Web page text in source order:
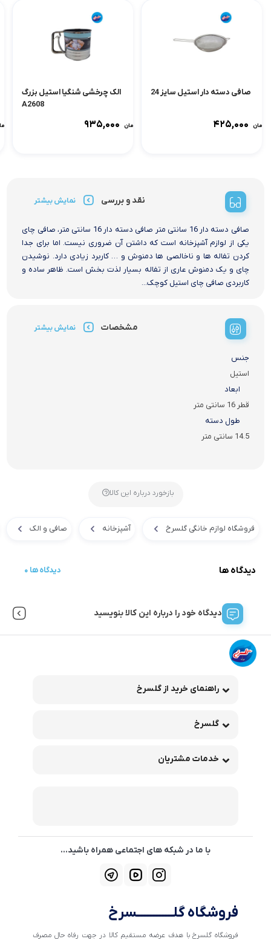
صافی دسته دار استیل سایز 24
۴۲۵,۰۰۰ تومان
الک چرخشی شنگیا استیل بزرگ
A2608
۹۳۵,۰۰۰ تومان
نقد و بررسی نمایش بیشتر
صافی دسته دار 16 سانتی متر صافی دسته دار 16 سانتی متر، صافی چای
یکی از لوازم آشپزخانه است که داشتن آن ضروری نیست. اما برای جدا
کردن تفاله ها و ناخالصی ها دمنوش و … کاربرد زیادی دارد. نوشیدن
چای و یک دمنوش عاری از تفاله بسیار لذت بخش است. ظاهر ساده و
کاربردی صافی چای استیل کوچک...
مشخصات نمایش بیشتر
جنس
استیل
ابعاد
قطر 16 سانتی متر
طول دسته
14.5 سانتی متر
بازخورد درباره این کالا
فروشگاه لوازم خانگی گلسرخ آشپزخانه صافی و الک
دیدگاه ها 0 دیدگاه ها
دیدگاه خود را درباره این کالا بنویسید
راهنمای خرید از گلسرخ
گلسرخ
خدمات مشتریان
با ما در شبکه های اجتماعی همراه باشید...
فروشگاه گلــــــــــــسرخ
فروشگاه گلسرخ با هدف عرضه مستقیم کالا در جهت رفاه حال مصرف